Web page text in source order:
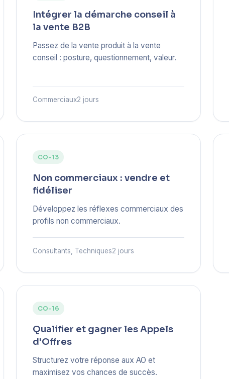
Intégrer la démarche conseil à
la vente B2B
Passez de la vente produit à la vente
conseil : posture, questionnement, valeur.
Commerciaux2 jours
CO-13
Non commerciaux : vendre et
fidéliser
Développez les réflexes commerciaux des
profils non commerciaux.
Consultants, Techniques2 jours
CO-16
Qualifier et gagner les Appels
d'Offres
Structurez votre réponse aux AO et
maximisez vos chances de succès.